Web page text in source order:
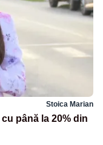
Stoica Marian
până la 20% din